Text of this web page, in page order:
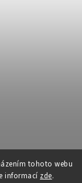
tohoto webu
informací zde.